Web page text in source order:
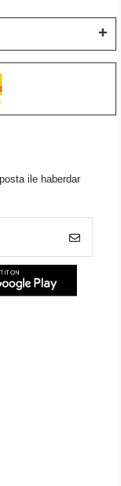
ile haberdar